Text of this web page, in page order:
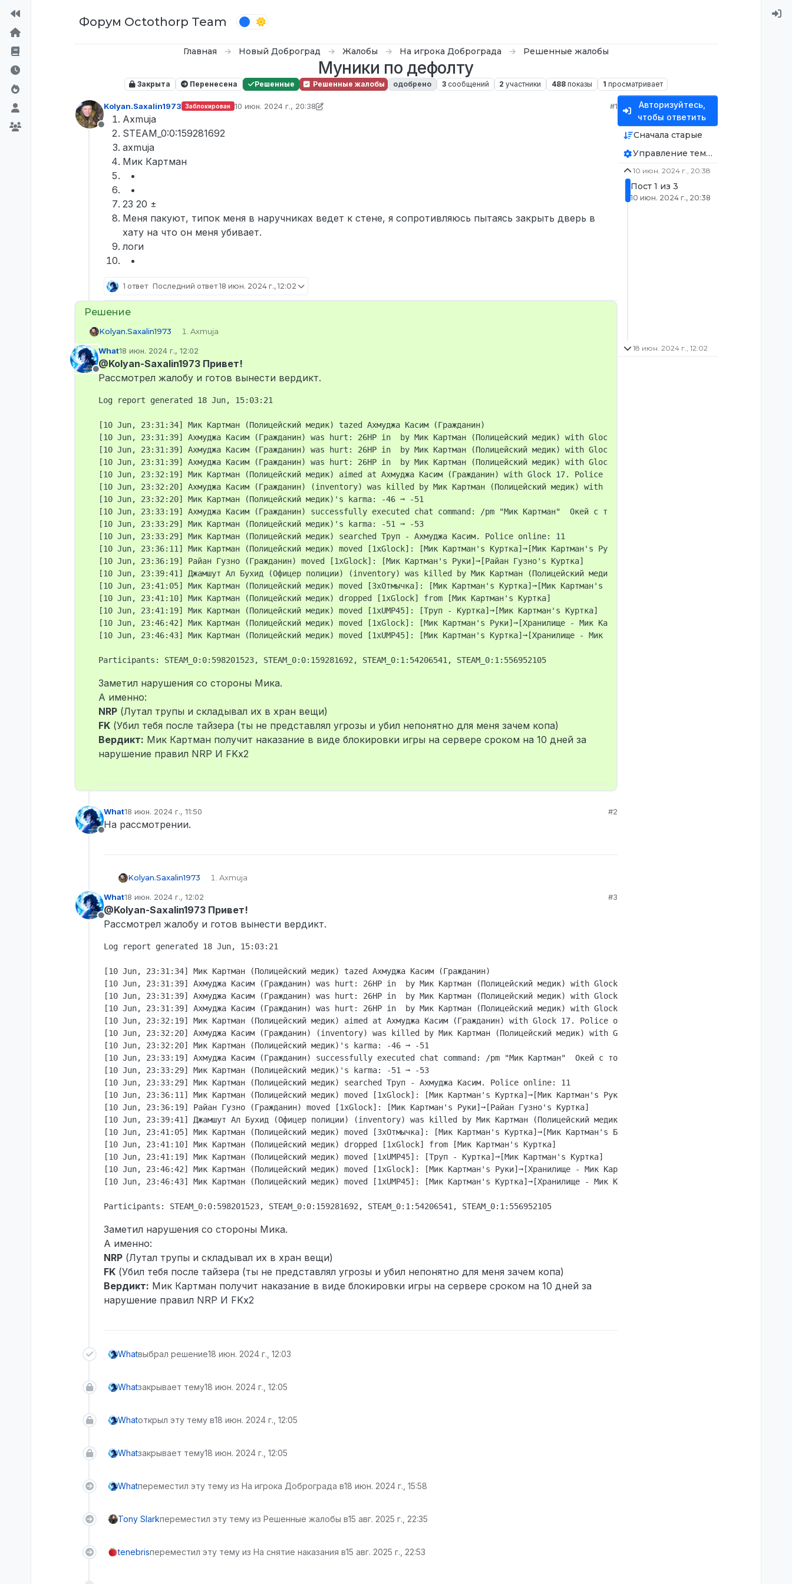
Форум Octothorp Team
Главная Новый Доброград Жалобы На игрока Доброграда Решенные жалобы
Муники по дефолту
Закрыта Перенесена Решенные Решенные жалобы одобрено 3 сообщений 2 участники 488 показы 1 просматривает
Не в сети
Kolyan.Saxalin1973 Заблокирован 10 июн. 2024 г., 20:38
отредактировано What
#1
Axmuja
STEAM_0:0:159281692
axmuja
Мик Картман
23 20 ±
Меня пакуют, типок меня в наручниках ведет к стене, я сопротивляюсь пытаясь закрыть дверь в
хату на что он меня убивает.
логи
1 ответ Последний ответ18 июн. 2024 г., 12:02
Kolyan.Saxalin1973
Axmuja
axmuja
Мик Картман
23 20 ±
Меня пакуют, типок меня в наручниках ведет к стене, я сопротивляюсь пытаясь закрыть дверь в хату
на что он меня убивает.
логи
Не в сети
What18 июн. 2024 г., 12:02
отредактировано
@Kolyan-Saxalin1973 Привет!
Рассмотрел жалобу и готов вынести вердикт.
Log report generated 18 Jun, 15:03:21
[10 Jun, 23:31:34] Мик Картман (Полицейский медик) tazed Ахмуджа Касим (Гражданин)
[10 Jun, 23:31:39] Ахмуджа Касим (Гражданин) was hurt: 26HP in  by Мик Картман (Полицейский медик) with Glock 17. Police online: 11
[10 Jun, 23:31:39] Ахмуджа Касим (Гражданин) was hurt: 26HP in  by Мик Картман (Полицейский медик) with Glock 17. Police online: 11
[10 Jun, 23:31:39] Ахмуджа Касим (Гражданин) was hurt: 26HP in  by Мик Картман (Полицейский медик) with Glock 17. Police online: 11
[10 Jun, 23:32:19] Мик Картман (Полицейский медик) aimed at Ахмуджа Касим (Гражданин) with Glock 17. Police online: 11
[10 Jun, 23:32:20] Ахмуджа Касим (Гражданин) (inventory) was killed by Мик Картман (Полицейский медик) with Glock 17. Police online: 11
[10 Jun, 23:32:20] Мик Картман (Полицейский медик)'s karma: -46 ➞ -51
[10 Jun, 23:33:19] Ахмуджа Касим (Гражданин) successfully executed chat command: /pm "Мик Картман"  Окей с тобой все?
[10 Jun, 23:33:29] Мик Картман (Полицейский медик)'s karma: -51 ➞ -53
[10 Jun, 23:33:29] Мик Картман (Полицейский медик) searched Труп - Ахмуджа Касим. Police online: 11
[10 Jun, 23:36:11] Мик Картман (Полицейский медик) moved [1xGlock]: [Мик Картман's Куртка]➞[Мик Картман's Руки]
[10 Jun, 23:36:19] Райан Гузно (Гражданин) moved [1xGlock]: [Мик Картман's Руки]➞[Райан Гузно's Куртка]
[10 Jun, 23:39:41] Джамшут Ал Бухид (Офицер полиции) (inventory) was killed by Мик Картман (Полицейский медик) with Glock 17. Police online: 12
[10 Jun, 23:41:05] Мик Картман (Полицейский медик) moved [3xОтмычка]: [Мик Картман's Куртка]➞[Мик Картман's Брюки]
[10 Jun, 23:41:10] Мик Картман (Полицейский медик) dropped [1xGlock] from [Мик Картман's Куртка]
[10 Jun, 23:41:19] Мик Картман (Полицейский медик) moved [1xUMP45]: [Труп - Куртка]➞[Мик Картман's Куртка]
[10 Jun, 23:46:42] Мик Картман (Полицейский медик) moved [1xGlock]: [Мик Картман's Руки]➞[Хранилище - Мик Картман]
[10 Jun, 23:46:43] Мик Картман (Полицейский медик) moved [1xUMP45]: [Мик Картман's Куртка]➞[Хранилище - Мик Картман]
Заметил нарушения со стороны Мика.
А именно:
NRP (Лутал трупы и складывал их в хран вещи)
FK (Убил тебя после тайзера (ты не представлял угрозы и убил непонятно для меня зачем копа)
Вердикт: Мик Картман получит наказание в виде блокировки игры на сервере сроком на 10 дней за
нарушение правил NRP И FKx2
Не в сети
What18 июн. 2024 г., 11:50
отредактировано
#2
На рассмотрении.
Kolyan.Saxalin1973
Axmuja
Мик Картман
23 20 ±
Меня пакуют, типок меня в наручниках ведет к стене, я сопротивляюсь пытаясь закрыть дверь в
хату на что он меня убивает.
логи
Не в сети
What18 июн. 2024 г., 12:02
отредактировано
#3
@Kolyan-Saxalin1973 Привет!
Рассмотрел жалобу и готов вынести вердикт.
Log report generated 18 Jun, 15:03:21
[10 Jun, 23:31:34] Мик Картман (Полицейский медик) tazed Ахмуджа Касим (Гражданин)
[10 Jun, 23:31:39] Ахмуджа Касим (Гражданин) was hurt: 26HP in  by Мик Картман (Полицейский медик) with Glock 17. Police online: 11
[10 Jun, 23:31:39] Ахмуджа Касим (Гражданин) was hurt: 26HP in  by Мик Картман (Полицейский медик) with Glock 17. Police online: 11
[10 Jun, 23:31:39] Ахмуджа Касим (Гражданин) was hurt: 26HP in  by Мик Картман (Полицейский медик) with Glock 17. Police online: 11
[10 Jun, 23:32:19] Мик Картман (Полицейский медик) aimed at Ахмуджа Касим (Гражданин) with Glock 17. Police online: 11
[10 Jun, 23:32:20] Ахмуджа Касим (Гражданин) (inventory) was killed by Мик Картман (Полицейский медик) with Glock 17. Police online: 11
[10 Jun, 23:32:20] Мик Картман (Полицейский медик)'s karma: -46 ➞ -51
[10 Jun, 23:33:19] Ахмуджа Касим (Гражданин) successfully executed chat command: /pm "Мик Картман"  Окей с тобой все?
[10 Jun, 23:33:29] Мик Картман (Полицейский медик)'s karma: -51 ➞ -53
[10 Jun, 23:33:29] Мик Картман (Полицейский медик) searched Труп - Ахмуджа Касим. Police online: 11
[10 Jun, 23:36:11] Мик Картман (Полицейский медик) moved [1xGlock]: [Мик Картман's Куртка]➞[Мик Картман's Руки]
[10 Jun, 23:36:19] Райан Гузно (Гражданин) moved [1xGlock]: [Мик Картман's Руки]➞[Райан Гузно's Куртка]
[10 Jun, 23:39:41] Джамшут Ал Бухид (Офицер полиции) (inventory) was killed by Мик Картман (Полицейский медик) with Glock 17. Police online: 12
[10 Jun, 23:41:05] Мик Картман (Полицейский медик) moved [3xОтмычка]: [Мик Картман's Куртка]➞[Мик Картман's Брюки]
[10 Jun, 23:41:10] Мик Картман (Полицейский медик) dropped [1xGlock] from [Мик Картман's Куртка]
[10 Jun, 23:41:19] Мик Картман (Полицейский медик) moved [1xUMP45]: [Труп - Куртка]➞[Мик Картман's Куртка]
[10 Jun, 23:46:42] Мик Картман (Полицейский медик) moved [1xGlock]: [Мик Картман's Руки]➞[Хранилище - Мик Картман]
[10 Jun, 23:46:43] Мик Картман (Полицейский медик) moved [1xUMP45]: [Мик Картман's Куртка]➞[Хранилище - Мик Картман]
Заметил нарушения со стороны Мика.
А именно:
NRP (Лутал трупы и складывал их в хран вещи)
FK (Убил тебя после тайзера (ты не представлял угрозы и убил непонятно для меня зачем копа)
Вердикт: Мик Картман получит наказание в виде блокировки игры на сервере сроком на 10 дней за
нарушение правил NRP И FKx2
Whatвыбрал решение18 июн. 2024 г., 12:03
Whatзакрывает тему18 июн. 2024 г., 12:05
Whatоткрыл эту тему в18 июн. 2024 г., 12:05
Whatзакрывает тему18 июн. 2024 г., 12:05
Whatпереместил эту тему из На игрока Доброграда в18 июн. 2024 г., 15:58
Tony Slarkпереместил эту тему из Решенные жалобы в15 авг. 2025 г., 22:35
tenebrisпереместил эту тему из На снятие наказания в15 авг. 2025 г., 22:53
Авторизуйтесь,
чтобы ответить
Сначала старые
Управление темой
10 июн. 2024 г., 20:38
Пост 1 из 3
10 июн. 2024 г., 20:38
18 июн. 2024 г., 12:02